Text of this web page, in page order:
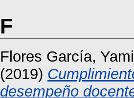
F
Flores García,
(2019)
desempeño